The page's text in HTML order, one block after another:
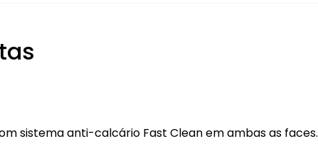
sistema anti-calcário Fast Clean em ambas as faces.